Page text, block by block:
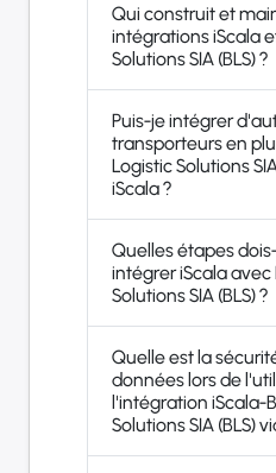
Qui construit et
intégrations iScala
Solutions SIA (BLS) ?
Puis-je intégrer
transporteurs en
Logistic Solutions
iScala ?
Quelles étapes
intégrer iScala avec
Solutions SIA (BLS) ?
Quelle est la
données lors de
l'intégration iScala-
Solutions SIA (BLS)